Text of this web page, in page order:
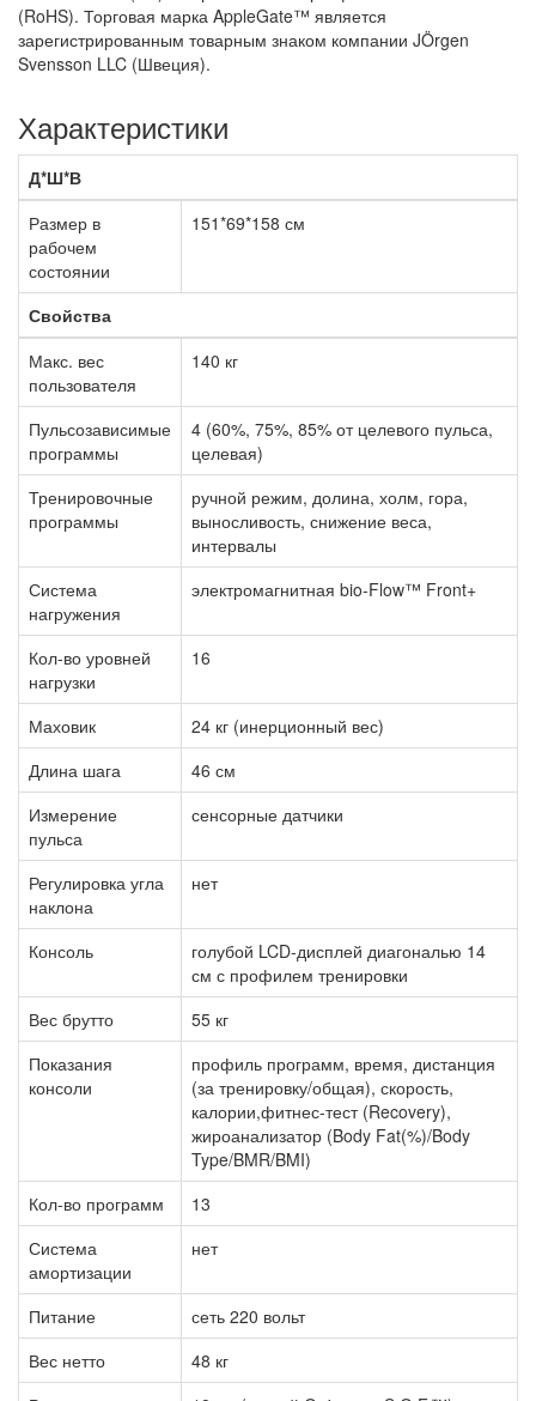
(RoHS). Торговая марка AppleGate™ является
зарегистрированным товарным знаком компании JÖrgen
Svensson LLC (Швеция).
Характеристики
Д*Ш*В
Размер в
рабочем
состоянии
151*69*158 см
Свойства
Макс. вес
пользователя
140 кг
Пульсозависимые
программы
4 (60%, 75%, 85% от целевого пульса,
целевая)
Тренировочные
программы
ручной режим, долина, холм, гора,
выносливость, снижение веса,
интервалы
Система
нагружения
электромагнитная bio-Flow™ Front+
Кол-во уровней
нагрузки
16
Маховик
24 кг (инерционный вес)
Длина шага
46 см
Измерение
пульса
сенсорные датчики
Регулировка угла
наклона
нет
Консоль
голубой LCD-дисплей диагональю 14
см с профилем тренировки
Вес брутто
55 кг
Показания
консоли
профиль программ, время, дистанция
(за тренировку/общая), скорость,
калории,фитнес-тест (Recovery),
жироанализатор (Body Fat(%)/Body
Type/BMR/BMI)
Кол-во программ
13
Система
амортизации
нет
Питание
сеть 220 вольт
Вес нетто
48 кг